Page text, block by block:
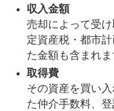
収入金額
売却によって受
定資産税・都市
た金額も含まれま
取得費
その資産を買い
た仲介手数料、